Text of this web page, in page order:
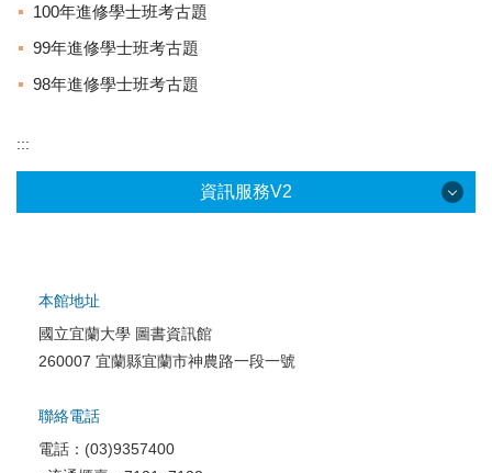
100年進修學士班考古題
99年進修學士班考古題
98年進修學士班考古題
:::
資訊服務V2
校園網路服務
校園資訊安全
本館地址
國立宜蘭大學 圖書資訊館
260007 宜蘭縣宜蘭市神農路一段一號
聯絡電話
電話：(03)9357400